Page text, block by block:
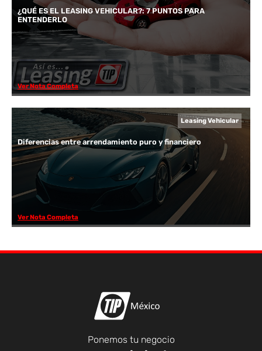
¿QUÉ ES EL LEASING VEHICULAR?: 7 PUNTOS PARA
ENTENDERLO
Ver Nota Completa
Leasing Vehicular
Diferencias entre arrendamiento puro y financiero
Ver Nota Completa
Ponemos tu negocio